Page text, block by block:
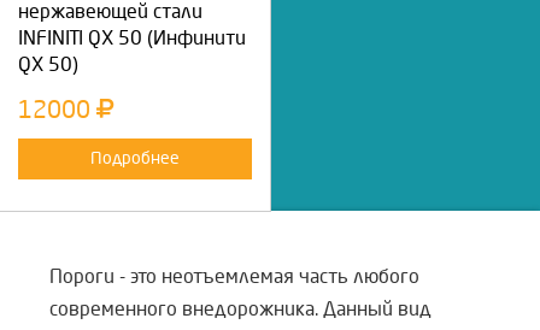
нержавеющей стали
INFINITI QX 50 (Инфинити
QX 50)
12000
Подробнее
Пороги - это неотъемлемая часть любого
современного внедорожника. Данный вид